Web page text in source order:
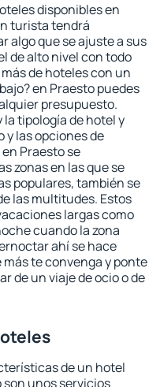
disponibles en
turista tendrá
algo que se ajuste a sus
de alto nivel con todo
de hoteles con un
en Praesto puedes
presupuesto.
tipología de hotel y
y las opciones de
Praesto se
zonas en las que se
populares, también se
las multitudes. Estos
largas como
cuando la zona
ahí se hace
más te convenga y ponte
de un viaje de ocio o de
de un hotel
unos servicios